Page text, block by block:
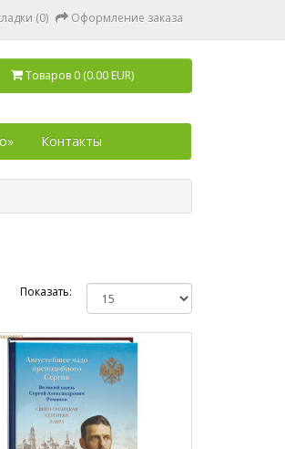
(0) Оформление заказа
Товаров 0 (0.00 EUR)
Контакты
Показать: